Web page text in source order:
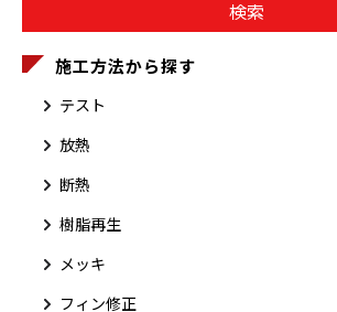
施工方法から探す
テスト
放熱
断熱
樹脂再生
メッキ
フィン修正